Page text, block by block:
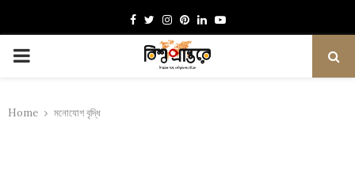
Facebook
TwitterInstagram
Pinterest
LinkedinYoutube
PRIMARY
Home মনোযোগ বৃদ্ধি